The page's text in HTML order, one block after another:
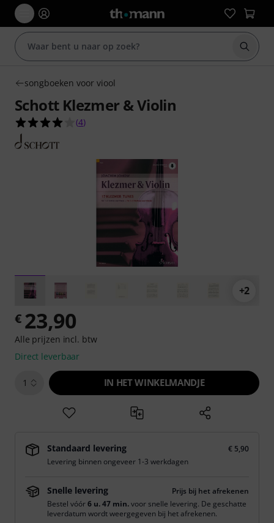
Zoek
songboeken voor viool
Schott Klezmer & Violin
4.0 van de 5 sterren van 4 klantbeoordelingen
(4)
+2
€ 23,90
Alle prijzen incl. btw
Direct leverbaar
1 IN HET WINKELMANDJE
Standaard levering
€ 5,90
Levering binnen ongeveer 1-3 werkdagen
Snelle levering
Prijs bij het afrekenen
Bestel vóór6 u. 47 min.voor snelle levering. De geschatte
leverdatum wordt weergegeven bij het afrekenen.